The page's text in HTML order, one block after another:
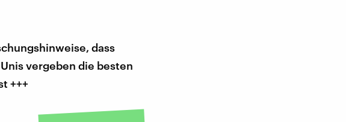
dass
vergeben die besten
+++